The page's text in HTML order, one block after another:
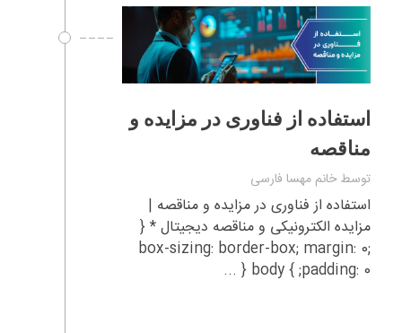
استفاده از فناوری در مزایده‌ و
مناقصه
توسط خانم مهسا فارسی
استفاده از فناوری در مزایده و مناقصه |
مزایده الکترونیکی و مناقصه دیجیتال * {
box-sizing: border-box; margin: 0;
padding: 0; } body { ...